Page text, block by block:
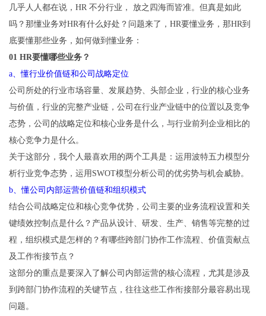
几乎人人都在说，HR 不分行业， 放之四海而皆准。但真是如此
吗？那懂业务对HR有什么好处？问题来了，HR要懂业务，那HR到
底要懂那些业务，如何做到懂业务：
01 HR要懂哪些业务？
a、懂行业价值链和公司战略定位
公司所处的行业市场容量、发展趋势、头部企业，行业的核心业务
与价值，行业的完整产业链，公司在行业产业链中的位置以及竞争
态势，公司的战略定位和核心业务是什么，与行业前列企业相比的
核心竞争力是什么。
关于这部分，我个人最喜欢用的两个工具是：运用波特五力模型分
析行业竞争态势，运用SWOT模型分析公司的优劣势与机会威胁。
b、懂公司内部运营价值链和组织模式
结合公司战略定位和核心竞争优势，公司主要的业务流程设置和关
键绩效控制点是什么？产品从设计、研发、生产、销售等完整的过
程，组织模式是怎样的？有哪些跨部门协作工作流程、价值贡献点
及工作衔接节点？
这部分的重点是要深入了解公司内部运营的核心流程，尤其是涉及
到跨部门协作流程的关键节点，往往这些工作衔接部分最容易出现
问题。